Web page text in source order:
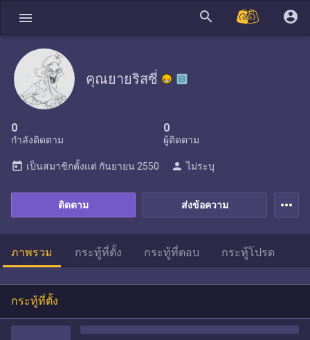
menu search account_circle
คุณยายริสซี่
0
กำลังติดตาม
0
ผู้ติดตาม
ส่งข้อความ
ติดตาม
today เป็นสมาชิกตั้งแต่ กันยายน 2550 person ไม่ระบุ
more_horiz
ภาพรวม กระทู้ที่ตั้ง กระทู้ที่ตอบ กระทู้โปรด
กระทู้ที่ตั้ง